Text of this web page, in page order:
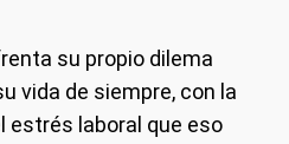
su propio dilema
vida de siempre, con la
estrés laboral que eso